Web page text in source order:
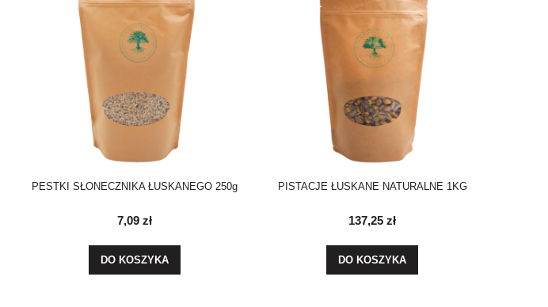
PESTKI SŁONECZNIKA ŁUSKANEGO 250g
7,09 zł
DO KOSZYKA
PISTACJE ŁUSKANE NATURALNE 1KG
137,25 zł
DO KOSZYKA